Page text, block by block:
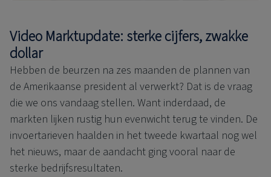
Video Marktupdate: sterke cijfers, zwakke
dollar
Hebben de beurzen na zes maanden de plannen van
de Amerikaanse president al verwerkt? Dat is de vraag
die we ons vandaag stellen. Want inderdaad, de
markten lijken rustig hun evenwicht terug te vinden. De
invoertarieven haalden in het tweede kwartaal nog wel
het nieuws, maar de aandacht ging vooral naar de
sterke bedrijfsresultaten.